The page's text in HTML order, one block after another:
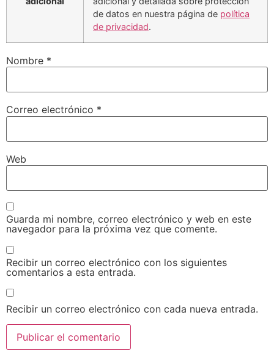
de datos en nuestra página de política
de privacidad.
Nombre *
Correo electrónico *
Web
Guarda mi nombre, correo electrónico y web en este
navegador para la próxima vez que comente.
Recibir un correo electrónico con los siguientes
comentarios a esta entrada.
Recibir un correo electrónico con cada nueva entrada.